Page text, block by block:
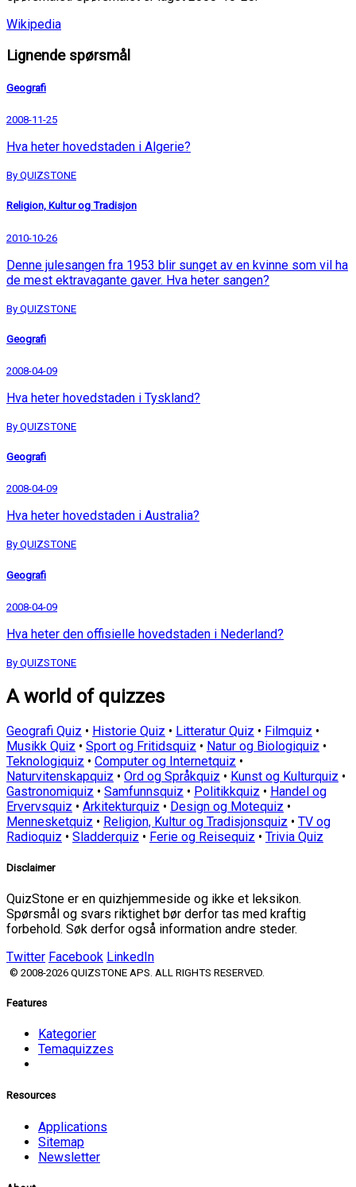
Wikipedia
Lignende spørsmål
Geografi
2008-11-25
Hva heter hovedstaden i Algerie?
By QUIZSTONE
Religion, Kultur og Tradisjon
2010-10-26
Denne julesangen fra 1953 blir sunget av en kvinne som vil ha
de mest ektravagante gaver. Hva heter sangen?
By QUIZSTONE
Geografi
2008-04-09
Hva heter hovedstaden i Tyskland?
By QUIZSTONE
Geografi
2008-04-09
Hva heter hovedstaden i Australia?
By QUIZSTONE
Geografi
2008-04-09
Hva heter den offisielle hovedstaden i Nederland?
By QUIZSTONE
A world of quizzes
Geografi Quiz • Historie Quiz • Litteratur Quiz • Filmquiz •
Musikk Quiz • Sport og Fritidsquiz • Natur og Biologiquiz •
Teknologiquiz • Computer og Internetquiz •
Naturvitenskapquiz • Ord og Språkquiz • Kunst og Kulturquiz •
Gastronomiquiz • Samfunnsquiz • Politikkquiz • Handel og
Ervervsquiz • Arkitekturquiz • Design og Motequiz •
Mennesketquiz • Religion, Kultur og Tradisjonsquiz • TV og
Radioquiz • Sladderquiz • Ferie og Reisequiz • Trivia Quiz
Disclaimer
QuizStone er en quizhjemmeside og ikke et leksikon.
Spørsmål og svars riktighet bør derfor tas med kraftig
forbehold. Søk derfor også information andre steder.
Twitter Facebook LinkedIn
© 2008-2026 QUIZSTONE APS. ALL RIGHTS RESERVED.
Features
Kategorier
Temaquizzes
Resources
Applications
Sitemap
Newsletter